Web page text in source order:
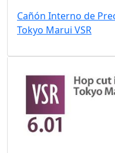
Cañón Interno de
Tokyo Marui VSR